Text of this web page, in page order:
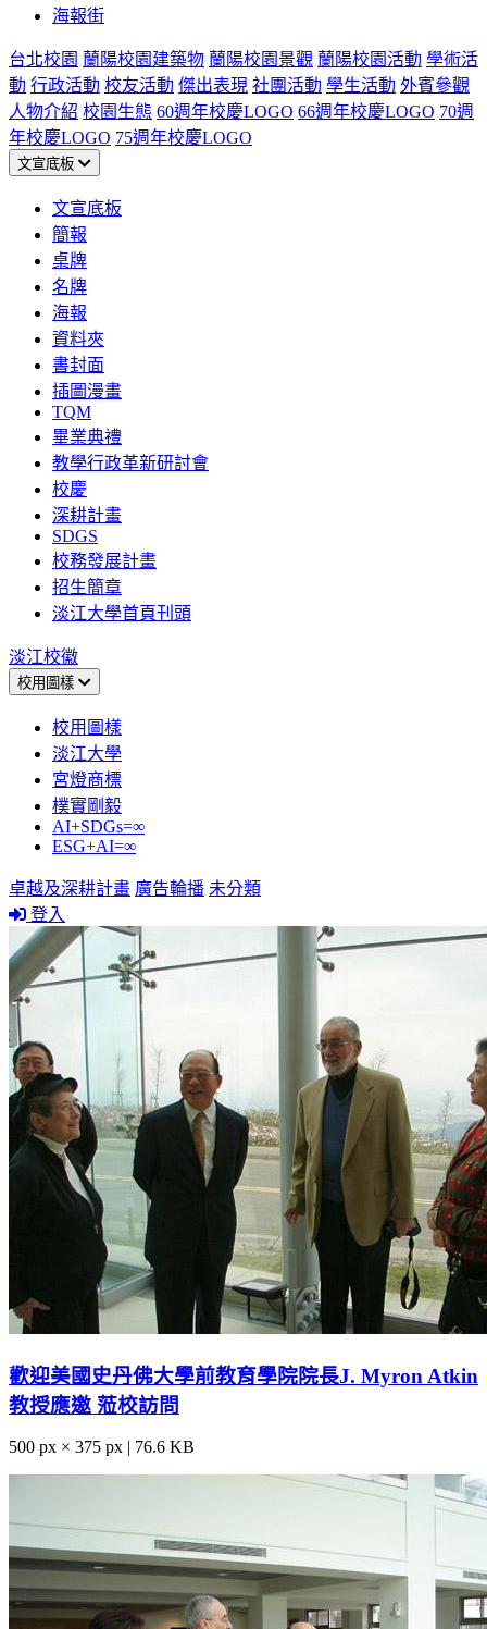
海報街
台北校園 蘭陽校園建築物 蘭陽校園景觀 蘭陽校園活動 學術活
動 行政活動 校友活動 傑出表現 社團活動 學生活動 外賓參觀
人物介紹 校園生態 60週年校慶LOGO 66週年校慶LOGO 70週
年校慶LOGO 75週年校慶LOGO
文宣底板
文宣底板
簡報
桌牌
名牌
海報
資料夾
書封面
插圖漫畫
TQM
畢業典禮
教學行政革新研討會
校慶
深耕計畫
SDGS
校務發展計畫
招生簡章
淡江大學首頁刊頭
淡江校徽
校用圖樣
校用圖樣
淡江大學
宮燈商標
樸實剛毅
AI+SDGs=∞
ESG+AI=∞
卓越及深耕計畫 廣告輪播 未分類
登入
歡迎美國史丹佛大學前教育學院院長J. Myron Atkin
教授應邀 蒞校訪問
500 px × 375 px | 76.6 KB